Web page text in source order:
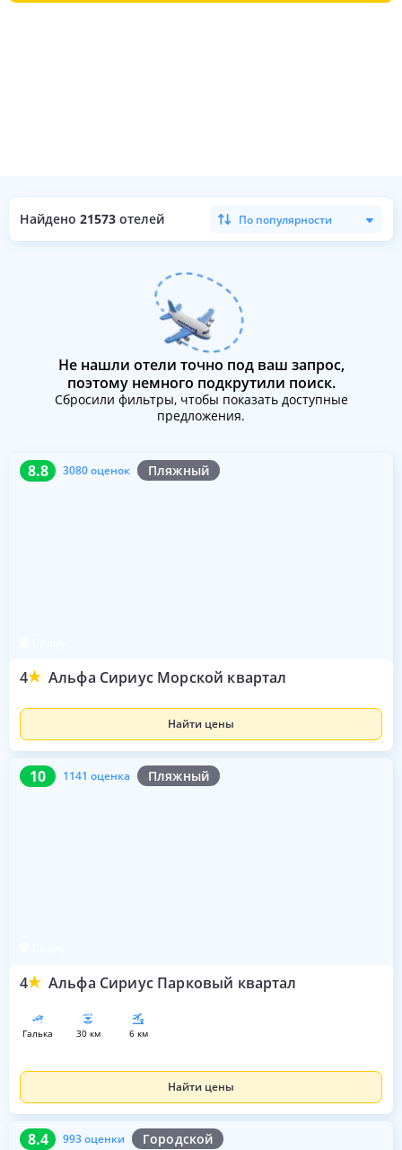
Найдено 21573 отелей По популярности
Не нашли отели точно под ваш запрос,
поэтому немного подкрутили поиск.
Сбросили фильтры, чтобы показать доступные
предложения.
8.8 3080 оценок Пляжный
4 Альфа Сириус Морской квартал
8.8 3080 оценок
Найти цены
10 1141 оценка Пляжный
4 Альфа Сириус Парковый квартал
10 1141 оценка
галька 30 км 6 км
Найти цены
8.4 993 оценки Городской
8.4 993 оценки